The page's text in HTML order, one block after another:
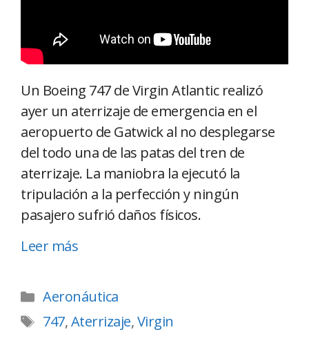
Un Boeing 747 de Virgin Atlantic realizó
ayer un aterrizaje de emergencia en el
aeropuerto de Gatwick al no desplegarse
del todo una de las patas del tren de
aterrizaje. La maniobra la ejecutó la
tripulación a la perfección y ningún
pasajero sufrió daños físicos.
Leer más
Aeronáutica
747,Aterrizaje,Virgin